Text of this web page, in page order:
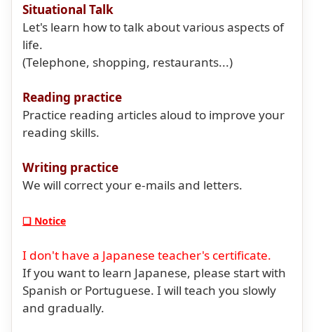
Situational Talk
Let's learn how to talk about various aspects of
life.
(Telephone, shopping, restaurants...)
Reading practice
Practice reading articles aloud to improve your
reading skills.
Writing practice
We will correct your e-mails and letters.
❏ Notice
I don't have a Japanese teacher's certificate.
If you want to learn Japanese, please start with
Spanish or Portuguese. I will teach you slowly
and gradually.